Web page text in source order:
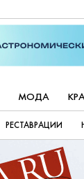
МОДА
РЕСТАВРАЦИИ